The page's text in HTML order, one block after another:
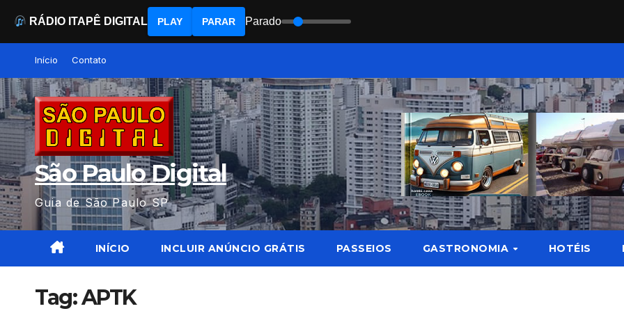
content
Início Contato
São Paulo Digital
Guia de São Paulo SP
INÍCIO INCLUIR ANÚNCIO GRÁTIS PASSEIOS GASTRONOMIA HOTÉIS
Tag:APTK
RÁDIO ITAPÊ DIGITAL PLAY PARAR Parado